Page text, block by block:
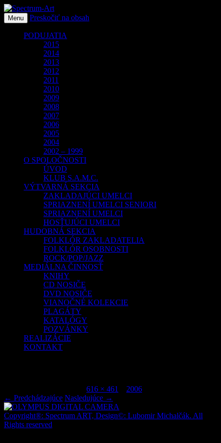
Spectrum-Art
O spoločnosti Spectrum Art
Menu Preskočiť na obsah
PODUJATIA
2015
2014
2013
2012
2011
2010
2009
2008
2007
2006
2005
2004
2002 – 1999
O SPOLOČNOSTI
ÚVOD
KLUB S.A.M.C.
VÝTVARNÁ SEKCIA
ZAKLADAJÚCI UMELCI
SPRIAZNENÍ UMELCI SENIORI
SPRIAZNENÍ UMELCI
HOSŤUJÚCI UMELCI
HUDOBNÁ SEKCIA
FOLKLÓR ZAKLADATELIA
FOLKLÓR OSOBNOSTI
ROCK/POP/JAZZ
MEDIÁLNA ČINNOSŤ
KNIHY
CD NOSIČE
DVD NOSIČE
VIANOČNÉ KOLEKCIE
PLAGÁTY
KATALÓGY
POZVÁNKY
REALIZÁCIE
KONTAKT
616 × 461 2006
← Predchádzajúce Nasledujúce →
Copyright®: Spectrum ART, Design©: Lubomir Michalčák. All
Rights reserved